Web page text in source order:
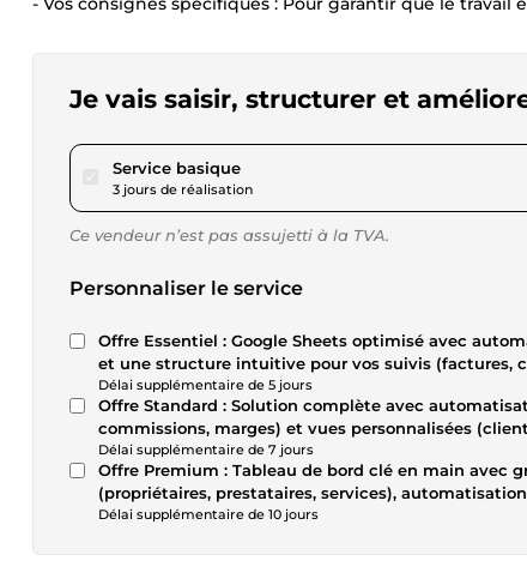
Je vais saisir, structurer et
Service basiquepour 57,61 $US
3 jours de réalisation
Ce vendeur n’est pas assujetti à la TVA.
Personnaliser le service
Offre Essentiel : Google Sheets optimisé avec automatisations simples (formules, filtres, totaux automatiques)
et une structure intuitive pour vos suivis (factures,
Délai supplémentaire de 5 jours
Offre Standard : Solution complète avec
commissions, marges) et vues personnalisées
Délai supplémentaire de 7 jours
Offre Premium : Tableau de bord clé en main avec graphiques et indicateurs, gestion multi-acteurs
(propriétaires, prestataires, services),
Délai supplémentaire de 10 jours